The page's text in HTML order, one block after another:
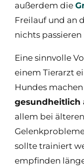
außerdem die
Freilauf und an
nichts passieren
Eine sinnvolle
einem Tierarzt
Hundes
gesundheitlich
allem bei
sollte trainiert
empfinden